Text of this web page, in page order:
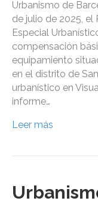
Urbanismo de
de julio de 2025,
Especial
compensación
equipamiento
en el distrito de
urbanístico en
informe…
Leer más